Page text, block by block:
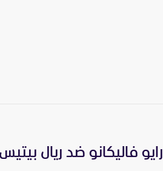
رايو فاليكانو ضد ريال